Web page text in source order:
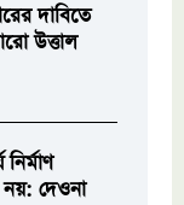
দাবিতে
উত্তাল
নয়: দেওনা